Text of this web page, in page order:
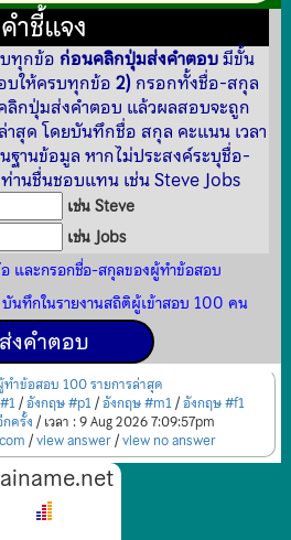
คำชี้แจง
ทุกข้อ ก่อนคลิกปุ่มส่งคำตอบมีขั้น
บให้ครบทุกข้อ2)กรอกทั้งชื่อ-สกุล
ลิกปุ่มส่งคำตอบ แล้วผลสอบจะถูก
สุด โดยบันทึกชื่อ สกุล คะแนน เวลา
ฐานข้อมูล หากไม่ประสงค์ระบุชื่อ-
านชื่นชอบแทน เช่น Steve Jobs
เช่น Steve
เช่น Jobs
และกรอกชื่อ-สกุลของผู้ทำข้อสอบ
นทึกในรายงานสถิติผู้เข้าสอบ 100 คน
ำข้อสอบ 100 รายการล่าสุด
/อังกฤษ #p1/อังกฤษ #m1/อังกฤษ #f1
ครั้ง / เวลา : 9 Aug 2026 7:09:57pm
/view answer/view no answer